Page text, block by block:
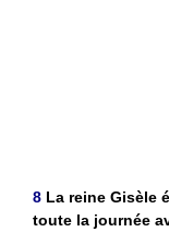
8 La reine Gisèle
toute la journée